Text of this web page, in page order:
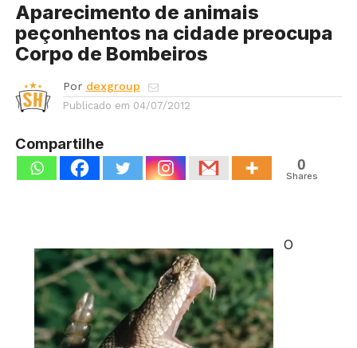
Aparecimento de animais
peçonhentos na cidade preocupa
Corpo de Bombeiros
Por dexgroup
Publicado em 04/07/2012
Compartilhe
0
Shares
O